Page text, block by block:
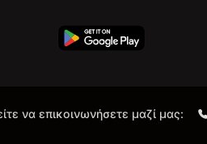
να επικοινωνήσετε μαζί μας: